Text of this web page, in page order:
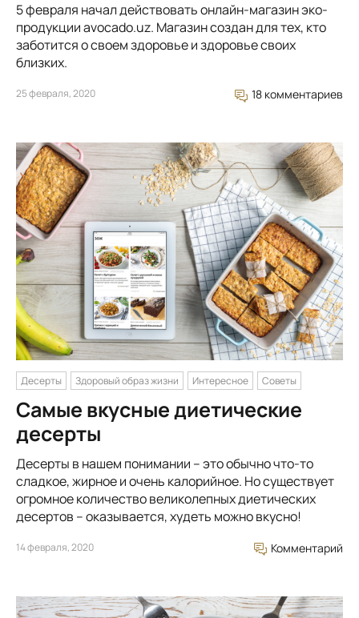
5 февраля начал действовать онлайн-магазин эко-
продукции avocado.uz. Магазин создан для тех, кто
заботится о своем здоровье и здоровье своих
близких.
25 февраля, 2020 18 комментариев
Десерты Здоровый образ жизни Интересное Советы
Самые вкусные диетические
десерты
Десерты в нашем понимании – это обычно что-то
сладкое, жирное и очень калорийное. Но существует
огромное количество великолепных диетических
десертов – оказывается, худеть можно вкусно!
14 февраля, 2020 Комментарий